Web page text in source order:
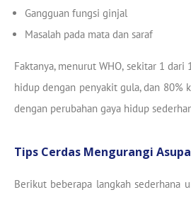
Gangguan fungsi ginjal
Masalah pada mata dan saraf
Faktanya, menurut WHO, sekitar 1
hidup dengan penyakit gula, dan 80%
dengan perubahan gaya hidup
Tips Cerdas Mengurangi
Berikut beberapa langkah sederhana